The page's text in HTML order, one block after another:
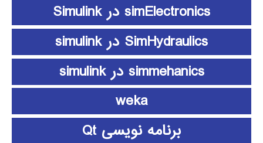
simElectronics در Simulink
SimHydraulics در simulink
simmehanics در simulink
weka
برنامه نویسی Qt